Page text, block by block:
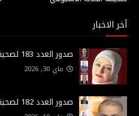
أخر الاخبار
صدور العدد 183 لصحيفة الحدث الاسبوعي من لندن
ماي 30, 2026
صدور العدد 182 لصحيفة الحدث الاسبوعي من لندن